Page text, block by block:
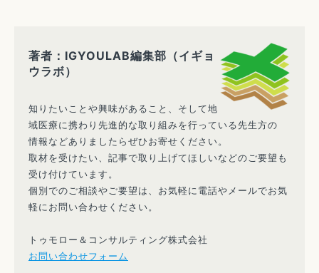
著者：IGYOULAB編集部（イギョ
ウラボ）
知りたいことや興味があること、そして地
域医療に携わり先進的な取り組みを行っている先生方の
情報などありましたらぜひお寄せください。
取材を受けたい、記事で取り上げてほしいなどのご要望も
受け付けています。
個別でのご相談やご要望は、お気軽に電話やメールでお気
軽にお問い合わせください。
トゥモロー＆コンサルティング株式会社
お問い合わせフォーム